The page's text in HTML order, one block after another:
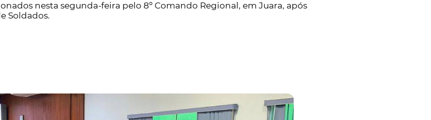
nesta segunda-feira pelo 8º Comando Regional, em Juara, após
Soldados.